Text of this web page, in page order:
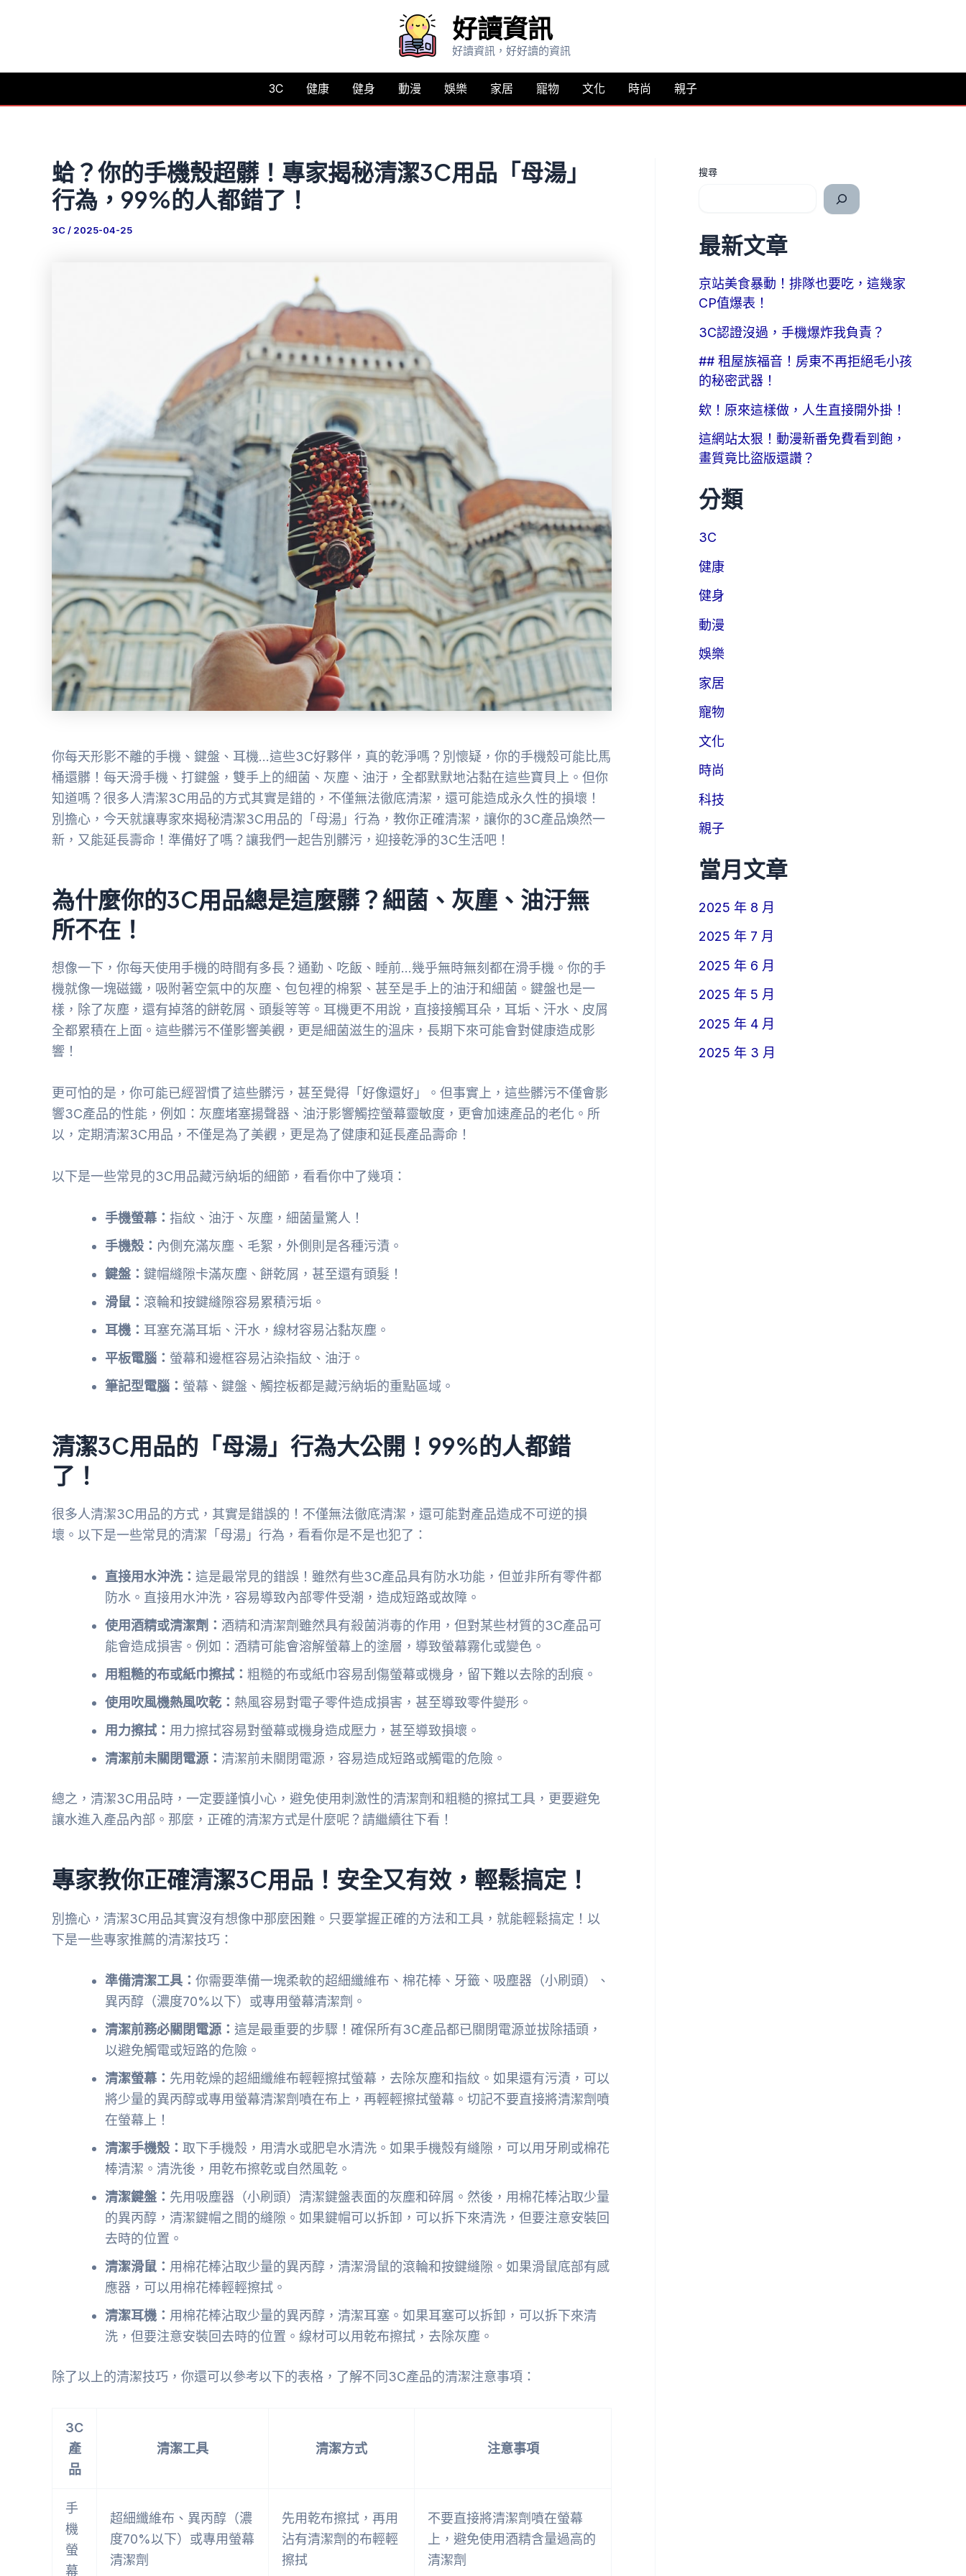
要
好讀資訊
好讀資訊，好好讀的資訊
3C 健康 健身 動漫 娛樂 家居 寵物 文化 時尚 親子
蛤？你的手機殼超髒！專家揭秘清潔3C用品「母湯」
行為，99%的人都錯了！
3C/ 2025-04-25
你每天形影不離的手機、鍵盤、耳機…這些3C好夥伴，真的乾淨嗎？別懷疑，你的手機殼可能比馬
桶還髒！每天滑手機、打鍵盤，雙手上的細菌、灰塵、油汙，全都默默地沾黏在這些寶貝上。但你
知道嗎？很多人清潔3C用品的方式其實是錯的，不僅無法徹底清潔，還可能造成永久性的損壞！
別擔心，今天就讓專家來揭秘清潔3C用品的「母湯」行為，教你正確清潔，讓你的3C產品煥然一
新，又能延長壽命！準備好了嗎？讓我們一起告別髒污，迎接乾淨的3C生活吧！
為什麼你的3C用品總是這麼髒？細菌、灰塵、油汙無
所不在！
想像一下，你每天使用手機的時間有多長？通勤、吃飯、睡前…幾乎無時無刻都在滑手機。你的手
機就像一塊磁鐵，吸附著空氣中的灰塵、包包裡的棉絮、甚至是手上的油汙和細菌。鍵盤也是一
樣，除了灰塵，還有掉落的餅乾屑、頭髮等等。耳機更不用說，直接接觸耳朵，耳垢、汗水、皮屑
全都累積在上面。這些髒污不僅影響美觀，更是細菌滋生的溫床，長期下來可能會對健康造成影
響！
更可怕的是，你可能已經習慣了這些髒污，甚至覺得「好像還好」。但事實上，這些髒污不僅會影
響3C產品的性能，例如：灰塵堵塞揚聲器、油汙影響觸控螢幕靈敏度，更會加速產品的老化。所
以，定期清潔3C用品，不僅是為了美觀，更是為了健康和延長產品壽命！
以下是一些常見的3C用品藏污納垢的細節，看看你中了幾項：
手機螢幕： 指紋、油汙、灰塵，細菌量驚人！
手機殼： 內側充滿灰塵、毛絮，外側則是各種污漬。
鍵盤： 鍵帽縫隙卡滿灰塵、餅乾屑，甚至還有頭髮！
滑鼠： 滾輪和按鍵縫隙容易累積污垢。
耳機： 耳塞充滿耳垢、汗水，線材容易沾黏灰塵。
平板電腦： 螢幕和邊框容易沾染指紋、油汙。
筆記型電腦： 螢幕、鍵盤、觸控板都是藏污納垢的重點區域。
清潔3C用品的「母湯」行為大公開！99%的人都錯
了！
很多人清潔3C用品的方式，其實是錯誤的！不僅無法徹底清潔，還可能對產品造成不可逆的損
壞。以下是一些常見的清潔「母湯」行為，看看你是不是也犯了：
直接用水沖洗： 這是最常見的錯誤！雖然有些3C產品具有防水功能，但並非所有零件都
防水。直接用水沖洗，容易導致內部零件受潮，造成短路或故障。
使用酒精或清潔劑： 酒精和清潔劑雖然具有殺菌消毒的作用，但對某些材質的3C產品可
能會造成損害。例如：酒精可能會溶解螢幕上的塗層，導致螢幕霧化或變色。
用粗糙的布或紙巾擦拭： 粗糙的布或紙巾容易刮傷螢幕或機身，留下難以去除的刮痕。
使用吹風機熱風吹乾： 熱風容易對電子零件造成損害，甚至導致零件變形。
用力擦拭： 用力擦拭容易對螢幕或機身造成壓力，甚至導致損壞。
清潔前未關閉電源： 清潔前未關閉電源，容易造成短路或觸電的危險。
總之，清潔3C用品時，一定要謹慎小心，避免使用刺激性的清潔劑和粗糙的擦拭工具，更要避免
讓水進入產品內部。那麼，正確的清潔方式是什麼呢？請繼續往下看！
專家教你正確清潔3C用品！安全又有效，輕鬆搞定！
別擔心，清潔3C用品其實沒有想像中那麼困難。只要掌握正確的方法和工具，就能輕鬆搞定！以
下是一些專家推薦的清潔技巧：
準備清潔工具： 你需要準備一塊柔軟的超細纖維布、棉花棒、牙籤、吸塵器（小刷頭）、
異丙醇（濃度70%以下）或專用螢幕清潔劑。
清潔前務必關閉電源： 這是最重要的步驟！確保所有3C產品都已關閉電源並拔除插頭，
以避免觸電或短路的危險。
清潔螢幕： 先用乾燥的超細纖維布輕輕擦拭螢幕，去除灰塵和指紋。如果還有污漬，可以
將少量的異丙醇或專用螢幕清潔劑噴在布上，再輕輕擦拭螢幕。切記不要直接將清潔劑噴
在螢幕上！
清潔手機殼： 取下手機殼，用清水或肥皂水清洗。如果手機殼有縫隙，可以用牙刷或棉花
棒清潔。清洗後，用乾布擦乾或自然風乾。
清潔鍵盤： 先用吸塵器（小刷頭）清潔鍵盤表面的灰塵和碎屑。然後，用棉花棒沾取少量
的異丙醇，清潔鍵帽之間的縫隙。如果鍵帽可以拆卸，可以拆下來清洗，但要注意安裝回
去時的位置。
清潔滑鼠： 用棉花棒沾取少量的異丙醇，清潔滑鼠的滾輪和按鍵縫隙。如果滑鼠底部有感
應器，可以用棉花棒輕輕擦拭。
清潔耳機： 用棉花棒沾取少量的異丙醇，清潔耳塞。如果耳塞可以拆卸，可以拆下來清
洗，但要注意安裝回去時的位置。線材可以用乾布擦拭，去除灰塵。
除了以上的清潔技巧，你還可以參考以下的表格，了解不同3C產品的清潔注意事項：
3C
產
品
清潔工具 清潔方式 注意事項
手
機
螢
幕
超細纖維布、異丙醇（濃
度70%以下）或專用螢幕
清潔劑
先用乾布擦拭，再用
沾有清潔劑的布輕輕
擦拭
不要直接將清潔劑噴在螢幕
上，避免使用酒精含量過高的
清潔劑
搜尋
最新文章
京站美食暴動！排隊也要吃，這幾家
CP值爆表！
3C認證沒過，手機爆炸我負責？
## 租屋族福音！房東不再拒絕毛小孩
的秘密武器！
欸！原來這樣做，人生直接開外掛！
這網站太狠！動漫新番免費看到飽，
畫質竟比盜版還讚？
分類
3C
健康
健身
動漫
娛樂
家居
寵物
文化
時尚
科技
親子
當月文章
2025 年 8 月
2025 年 7 月
2025 年 6 月
2025 年 5 月
2025 年 4 月
2025 年 3 月